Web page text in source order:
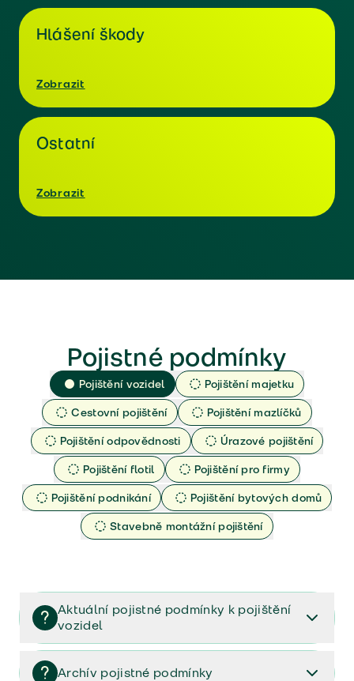
Hlášení škody
Zobrazit
Ostatní
Zobrazit
Pojistné podmínky
Pojištění vozidel
Pojištění majetku
Cestovní pojištění
Pojištění mazlíčků
Pojištění odpovědnosti
Úrazové pojištění
Pojištění flotil
Pojištění pro firmy
Pojištění podnikání
Pojištění bytových domů
Stavebně montážní pojištění
Aktuální pojistné podmínky k pojištění
vozidel
Pojištění vozidel/Pojistné podmínky a vše důležité ke
smlouvě (PDF)
Archív pojistné podmínky